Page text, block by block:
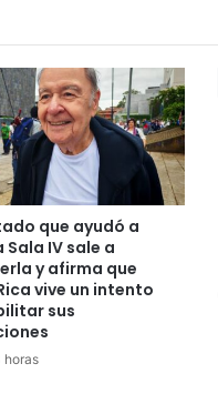
que ayudó a
Sala IV sale a
y afirma que
vive un intento
sus
horas